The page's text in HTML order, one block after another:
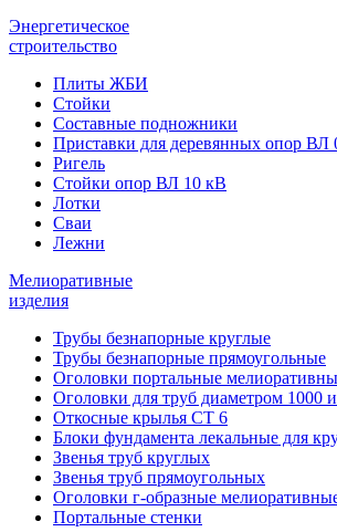
Энергетическое
строительство
Плиты ЖБИ
Стойки
Составные подножники
Приставки для деревянных опор
Ригель
Стойки опор ВЛ 10 кВ
Лотки
Сваи
Лежни
Мелиоративные
изделия
Трубы безнапорные круглые
Трубы безнапорные прямоугольные
Оголовки портальные
Оголовки для труб диаметром 1000
Откосные крылья СТ 6
Блоки фундамента лекальные для
Звенья труб круглых
Звенья труб прямоугольных
Оголовки г-образные
Портальные стенки